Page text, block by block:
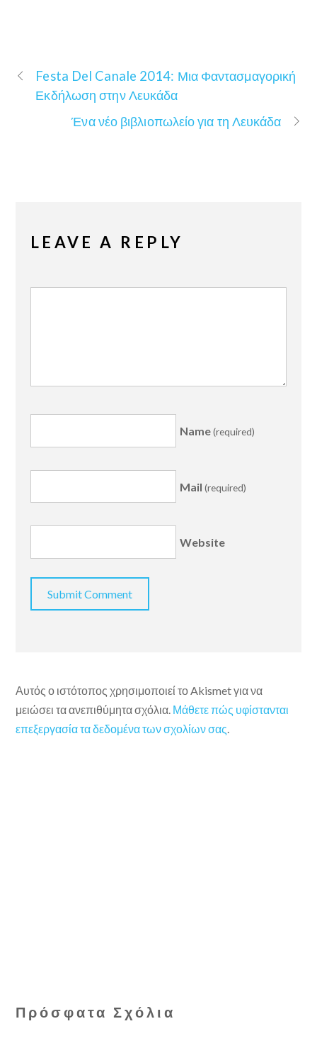
Festa Del Canale 2014: Μια Φαντασμαγορική
Εκδήλωση στην Λευκάδα
Ένα νέο βιβλιοπωλείο για τη Λευκάδα
LEAVE A REPLY
Name(required)
Mail (required)
Website
Αυτός ο ιστότοπος χρησιμοποιεί το Akismet για να
μειώσει τα ανεπιθύμητα σχόλια. Μάθετε πώς υφίστανται
επεξεργασία τα δεδομένα των σχολίων σας.
Πρόσφατα Σχόλια